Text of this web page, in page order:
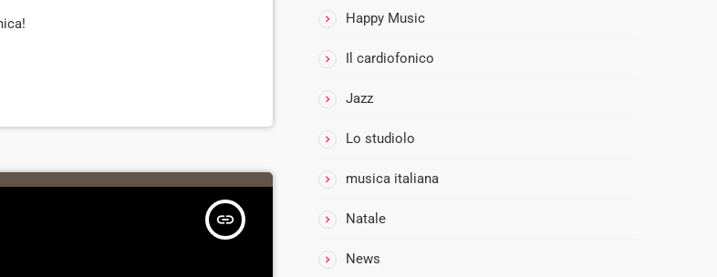
insert_link
Happy Music
Il cardiofonico
Jazz
Lo studiolo
musica italiana
Natale
News